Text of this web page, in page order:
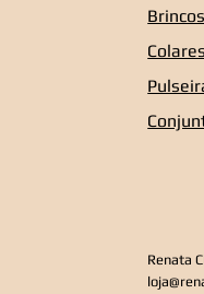
Brincos
Colares
Renata